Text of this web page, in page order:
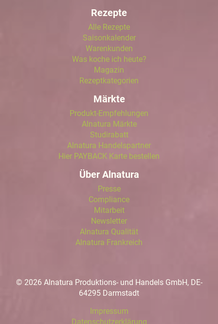
Rezepte
Alle Rezepte
Saisonkalender
Warenkunden
Was koche ich heute?
Magazin
Rezeptkategorien
Märkte
Produkt-Empfehlungen
Alnatura Märkte
Studirabatt
Alnatura Handelspartner
Hier PAYBACK Karte bestellen
Über Alnatura
Presse
Compliance
Mitarbeit
Newsletter
Alnatura Qualität
Alnatura Frankreich
© 2026 Alnatura Produktions- und Handels GmbH, DE-
64295 Darmstadt
Impressum
Datenschutzerklärung